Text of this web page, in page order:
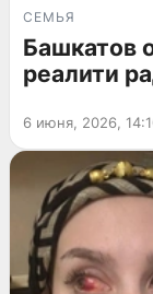
СЕМЬЯ
Башкатов
реалити
6 июня, 2026,